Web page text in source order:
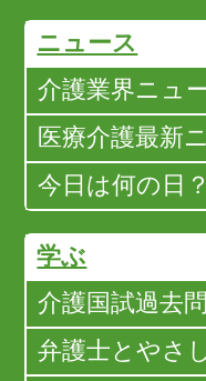
ニュース
介護業界ニュ
医療介護最新
今日は何の日
学ぶ
介護国試過去
弁護士とやさ